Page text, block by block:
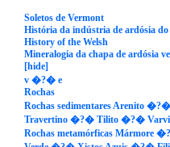
Soletos de Vermont
História da indústria de ardósia do
History of the Welsh
Mineralogia da chapa de ardósia
[hide]
v �?� e
Rochas
Rochas sedimentares Arenito
Travertino �?� Tilito �?�
Rochas metamórficas